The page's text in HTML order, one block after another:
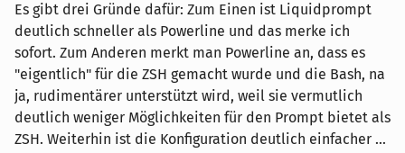
Es gibt drei Gründe dafür: Zum Einen ist Liquidprompt
deutlich schneller als Powerline und das merke ich
sofort. Zum Anderen merkt man Powerline an, dass es
"eigentlich" für die ZSH gemacht wurde und die Bash, na
ja, rudimentärer unterstützt wird, weil sie vermutlich
deutlich weniger Möglichkeiten für den Prompt bietet als
ZSH. Weiterhin ist die Konfiguration deutlich einfacher ...